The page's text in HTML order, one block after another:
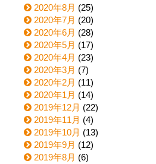
2020年8月 (25)
2020年7月 (20)
2020年6月 (28)
2020年5月 (17)
2020年4月 (23)
2020年3月 (7)
2020年2月 (11)
2020年1月 (14)
2019年12月 (22)
2019年11月 (4)
2019年10月 (13)
2019年9月 (12)
2019年8月 (6)